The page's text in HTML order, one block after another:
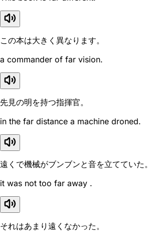
この本は大きく異なります。
a commander of far vision.
先見の明を持つ指揮官。
in the far distance a machine droned.
遠くで機械がブンブンと音を立てていた。
it was not too far away .
それはあまり遠くなかった。